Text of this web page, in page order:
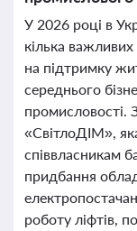
У 2026 році в
кілька
на підтримку
середнього
промисловості.
«СвітлоДІМ»,
співвласникам
придбання
роботу ліфтів,